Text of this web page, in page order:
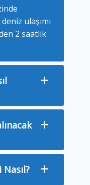
ulaşımı
2 saatlik